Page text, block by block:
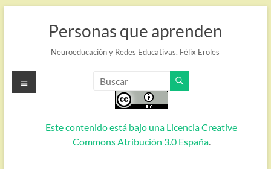
Personas que aprenden
Neuroeducación y Redes Educativas. Félix Eroles
Este contenido está bajo una Licencia Creative
Commons Atribución 3.0 España.
Menú